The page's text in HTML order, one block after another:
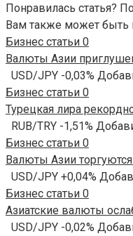
Понравилась статья?
Вам также может быть
Бизнес статьи 0
Валюты Азии
USD/JPY -0,03%
Бизнес статьи 0
Турецкая лира
RUB/TRY -1,51%
Бизнес статьи 0
Валюты Азии
USD/JPY +0,04%
Бизнес статьи 0
Азиатские валюты
USD/JPY -0,02%